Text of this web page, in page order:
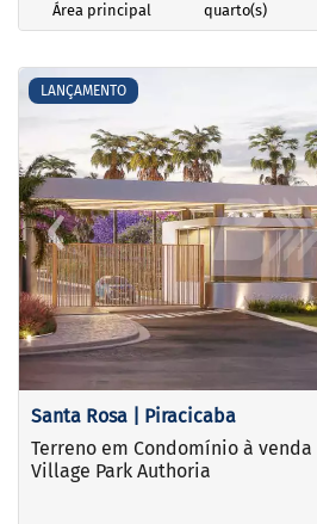
Área principal
quarto(s)
LANÇAMENTO
<<<
‹Previous
Santa Rosa | Piracicaba
Terreno em Condomínio à
Village Park Authoria